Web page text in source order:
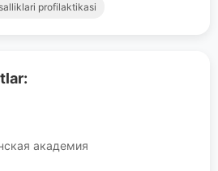
академия
profilaktikasi